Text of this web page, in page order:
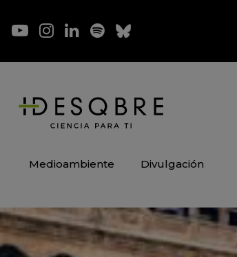
Medioambiente Divulgación